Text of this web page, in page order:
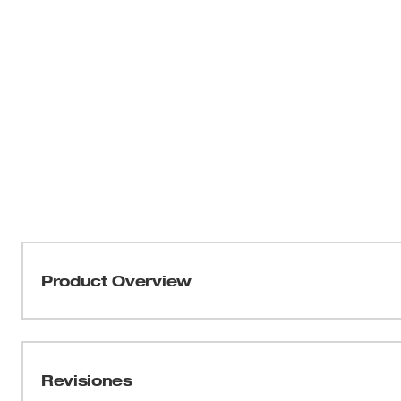
Product Overview
manejar objetos pequeños. Los guantes de trabajo de
Revisiones